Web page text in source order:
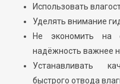
Использовать
Уделять внимание
Не экономить на
надёжность важнее
Устанавливать
быстрого отвода